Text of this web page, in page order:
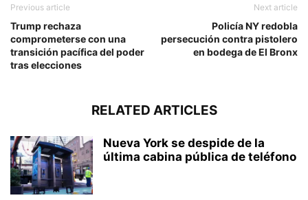
Previous article
Trump rechaza
comprometerse con una
transición pacífica del poder
tras elecciones
Next article
Policía NY redobla
persecución contra pistolero
en bodega de El Bronx
RELATED ARTICLES
Nueva York se despide de la
última cabina pública de teléfono